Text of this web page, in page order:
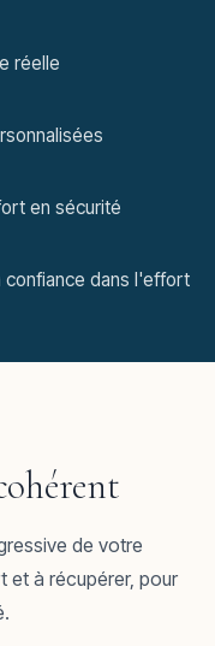
réelle
en sécurité
confiance dans l'effort
de votre
et à récupérer, pour